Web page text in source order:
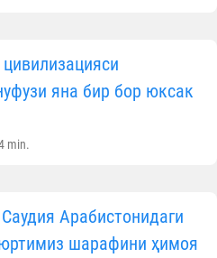
яна бир бор юксак
min.
Арабистонидаги
шарафини ҳимоя